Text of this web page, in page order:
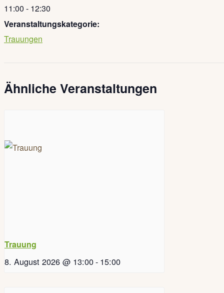
11:00 - 12:30
Veranstaltungskategorie:
Trauungen
Ähnliche Veranstaltungen
Trauung
8. August 2026 @ 13:00- 15:00